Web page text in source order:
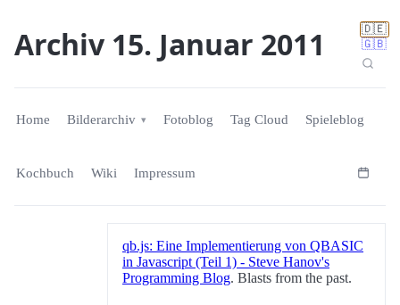
🇩🇪
🇬🇧
Archiv 15. Januar 2011
Home Bilderarchiv Fotoblog Tag Cloud Spieleblog
Kochbuch Wiki Impressum
qb.js: Eine Implementierung von QBASIC
in Javascript (Teil 1) - Steve Hanov's
Programming Blog. Blasts from the past.